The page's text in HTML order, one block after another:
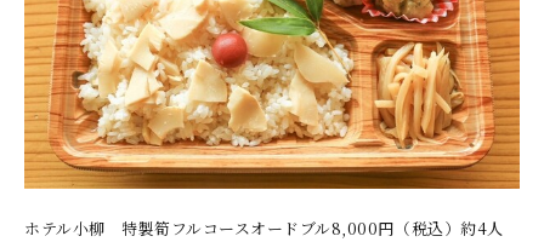
ホテル小柳 特製筍フルコースオードブル8,000円（税込）約4人